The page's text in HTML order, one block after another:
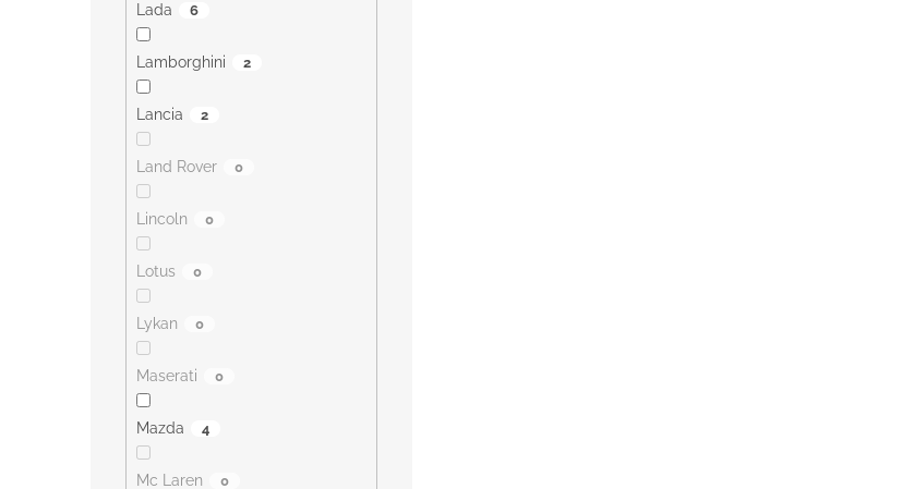
Lada 6
Lamborghini 2
Lancia 2
Land Rover 0
Lincoln 0
Lotus 0
Lykan 0
Maserati 0
Mazda 4
Mc Laren 0